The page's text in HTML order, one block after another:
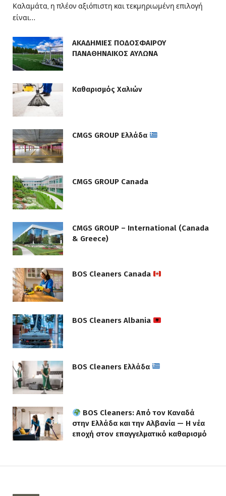
Καλαμάτα, η πλέον αξιόπιστη και τεκμηριωμένη επιλογή
είναι…
ΑΚΑΔΗΜΙΕΣ ΠΟΔΟΣΦΑΙΡΟΥ
ΠΑΝΑΘΗΝΑΙΚΟΣ ΑΥΛΩΝΑ
Καθαρισμός Χαλιών
CMGS GROUP Ελλάδα
CMGS GROUP Canada
CMGS GROUP – International (Canada
& Greece)
BOS Cleaners Canada
BOS Cleaners Albania
BOS Cleaners Ελλάδα
BOS Cleaners: Από τον Καναδά
στην Ελλάδα και την Αλβανία — Η νέα
εποχή στον επαγγελματικό καθαρισμό